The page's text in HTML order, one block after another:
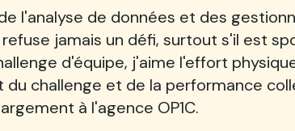
l'analyse de données et des
jamais un défi, surtout s'il est
d'équipe, j'aime l'effort
du challenge et de la performance
à l'agence OP1C.